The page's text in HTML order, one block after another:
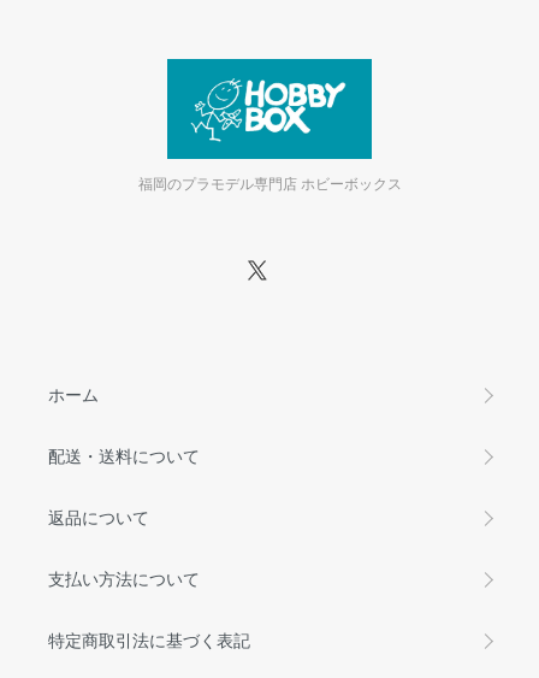
福岡のプラモデル専門店 ホビーボックス
ホーム
配送・送料について
返品について
支払い方法について
特定商取引法に基づく表記